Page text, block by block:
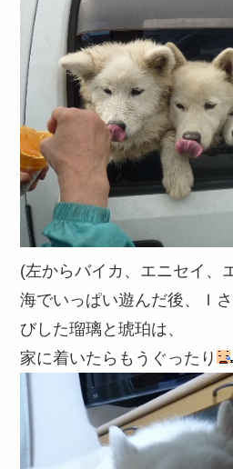
(左からバイカ、エニセイ、
海でいっぱい遊んだ後、Ｉ
びした瑠璃と琥珀は、
家に着いたらもうぐったり